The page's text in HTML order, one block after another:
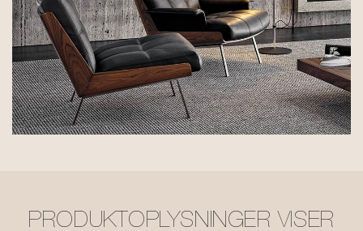
PRODUKTOPLYSNINGER VISER